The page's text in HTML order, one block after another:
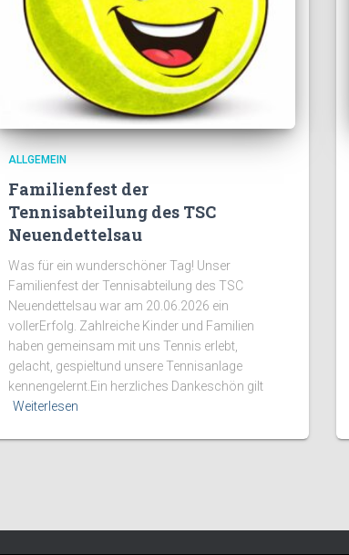
ALLGEMEIN
Familienfest der
Tennisabteilung des TSC
Neuendettelsau
Was für ein wunderschöner Tag! Unser
Familienfest der Tennisabteilung des TSC
Neuendettelsau war am 20.06.2026 ein
vollerErfolg. Zahlreiche Kinder und Familien
haben gemeinsam mit uns Tennis erlebt,
gelacht, gespieltund unsere Tennisanlage
kennengelernt.Ein herzliches Dankeschön gilt
Weiterlesen